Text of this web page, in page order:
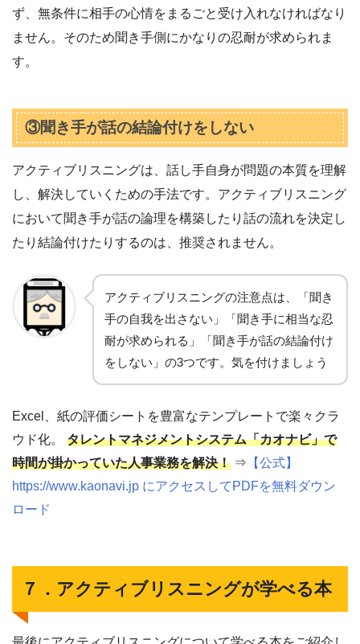
ず、無条件に相手の心情をまるごと受け入れなければなり
ません。そのため聞き手側にかなりの忍耐が求められま
す。
③聞き手が話の結論付けをしない
アクティブリスニングは、話し手自身が問題の本質を理解
し、解決していくための手法です。アクティブリスニング
において聞き手が話の論理を構築したり話の流れを決定し
たり結論付けたりするのは、推奨されません。
アクティブリスニングの注意点は、「聞き
手の自我を出さない」「聞き手に相当な忍
耐が求められる」「聞き手が話の結論付け
をしない」の3つです。気を付けましょう
Excel、紙の評価シートを豊富なテンプレートで楽々クラ
ウド化。 タレントマネジメントシステム「カオナビ」で
時間が掛かっていた人事業務を解決！ ⇒ 【公式】
https://www.kaonavi.jp にアクセスしてPDFを無料ダウン
ロード
７．アクティブリスニングが学べる本